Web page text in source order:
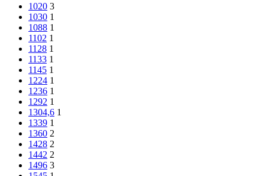
1020 3
1030 1
1088 1
1102 1
1128 1
1133 1
1145 1
1224 1
1236 1
1292 1
1304,6 1
1339 1
1360 2
1428 2
1442 2
1496 3